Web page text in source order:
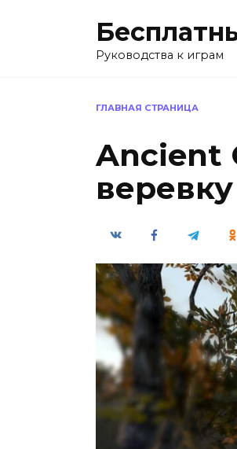
Руководства к играм
ГЛАВНАЯ СТРАНИЦА
Ancient
веревку